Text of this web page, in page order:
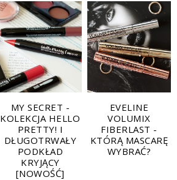
MY SECRET -
KOLEKCJA HELLO
PRETTY! I
DŁUGOTRWAŁY
PODKŁAD
KRYJĄCY
[NOWOŚĆ]
EVELINE
VOLUMIX
FIBERLAST -
KTÓRĄ MASCARĘ
WYBRAĆ?